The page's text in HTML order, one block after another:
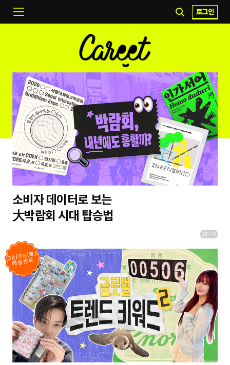
로그인
소비자 데이터로 보는
大박람회 시대 탑승법
01 04
08/06(목)
배송완료